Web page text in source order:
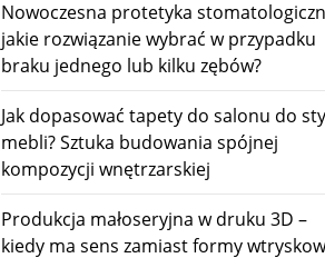
Nowoczesna protetyka
jakie rozwiązanie wybrać w przypadku
braku jednego lub kilku zębów?
Jak dopasować tapety do salonu do
mebli? Sztuka budowania spójnej
kompozycji wnętrzarskiej
Produkcja małoseryjna w druku 3D –
kiedy ma sens zamiast formy